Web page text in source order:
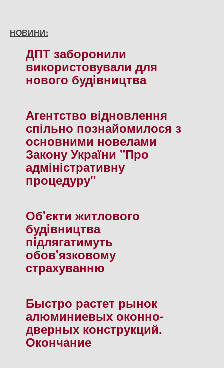
НОВИНИ:
ДПТ заборонили
використовували для
нового будiвництва
Агентство вiдновлення
спiльно познайомилося з
основними новелами
Закону України "Про
адмiнiстративну
процедуру"
Об'єкти житлового
будiвництва
пiдлягатимуть
обов'язковому
страхуванню
Быстро растет рынок
алюминиевых оконно-
дверных конструкций.
Окончание